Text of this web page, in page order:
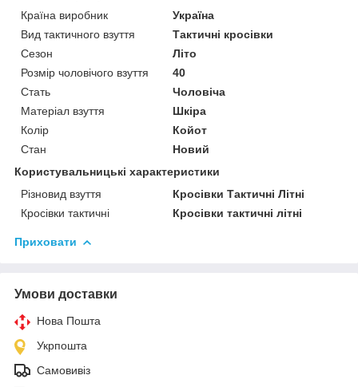
Країна виробник
Україна
Вид тактичного взуття
Тактичні кросівки
Сезон
Літо
Розмір чоловічого взуття
40
Стать
Чоловіча
Матеріал взуття
Шкіра
Колір
Койот
Стан
Новий
Користувальницькі характеристики
Різновид взуття
Кросівки Тактичні Літні
Кросівки тактичні
Кросівки тактичні літні
Приховати
Умови доставки
Нова Пошта
Укрпошта
Самовивіз